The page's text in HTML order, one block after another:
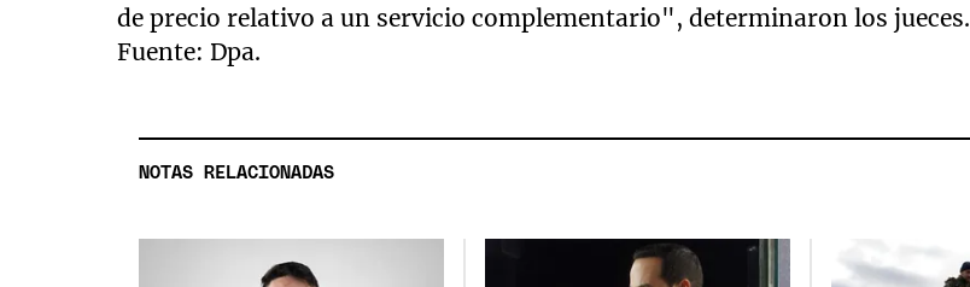
de precio relativo a un servicio complementario", determinaron los jueces.
Fuente: Dpa.
NOTAS RELACIONADAS